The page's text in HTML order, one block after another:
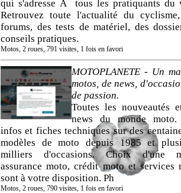
qui s'adresse Ã tous les pratiquants du
Retrouvez toute l'actualité du
forums, des tests de matériel, des
conseils pratiques.
Motos, 2 roues, 791 visites, 1 fois en favori
MOTOPLANETE - Un
motos, de news,
de passion.
Toutes les nouveautés
news du monde moto.
infos et fiches techniques sur des
modèles de moto depuis 1985 et
milliers d'occasions. Choix d'une
assurance moto, crédit moto et services
sont à votre disposition. Ph
Motos, 2 roues, 790 visites, 1 fois en favori